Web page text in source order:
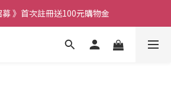
募 》首次註冊送100元購物金